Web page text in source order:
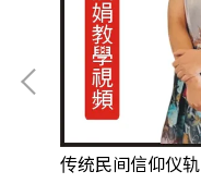
传统民间信仰仪轨